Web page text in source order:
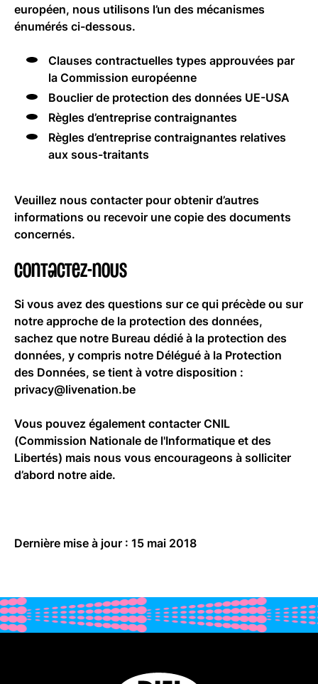
européen, nous utilisons l’un des mécanismes
énumérés ci-dessous.
Clauses contractuelles types approuvées par
la Commission européenne
Bouclier de protection des données UE-USA
Règles d’entreprise contraignantes
Règles d’entreprise contraignantes relatives
aux sous-traitants
Veuillez nous contacter pour obtenir d’autres
informations ou recevoir une copie des documents
concernés.
Contactez-nous
Si vous avez des questions sur ce qui précède ou sur
notre approche de la protection des données,
sachez que notre Bureau dédié à la protection des
données, y compris notre Délégué à la Protection
des Données, se tient à votre disposition :
privacy@livenation.be
Vous pouvez également contacter CNIL
(Commission Nationale de l'Informatique et des
Libertés) mais nous vous encourageons à solliciter
d’abord notre aide.
Dernière mise à jour : 15 mai 2018